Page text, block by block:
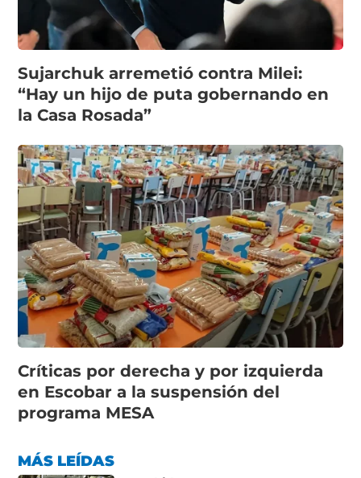
Sujarchuk arremetió contra Milei:
“Hay un hijo de puta gobernando en
la Casa Rosada”
Críticas por derecha y por izquierda
en Escobar a la suspensión del
programa MESA
MÁS LEÍDAS